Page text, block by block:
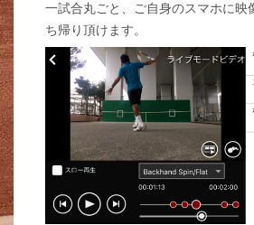
一試合丸ごと、ご自身のスマホに映
ち帰り頂けます。